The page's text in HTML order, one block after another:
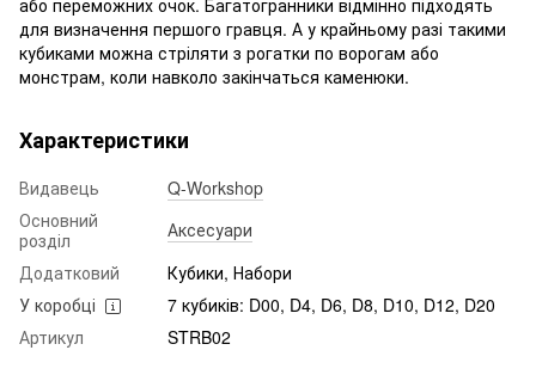
для визначення першого гравця. А у крайньому разі такими
кубиками можна стріляти з рогатки по ворогам або
монстрам, коли навколо закінчаться каменюки.
Характеристики
Видавець
Q-Workshop
Основний
розділ
Аксесуари
Додатковий
Кубики, Набори
У коробці
7 кубиків: D00, D4, D6, D8, D10, D12, D20
Артикул
STRB02